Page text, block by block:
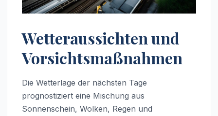
Wetteraussichten und
Vorsichtsmaßnahmen
Die Wetterlage der nächsten Tage
prognostiziert eine Mischung aus
Sonnenschein, Wolken, Regen und